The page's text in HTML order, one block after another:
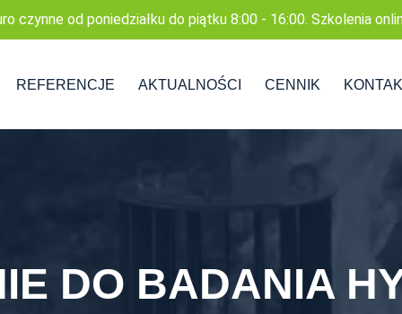
czynne od poniedziałku do piątku 8:00 - 16:00. Szkolenia
REFERENCJE AKTUALNOŚCI CENNIK
DO BADANIA